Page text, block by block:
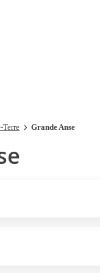
Terre Grande Anse